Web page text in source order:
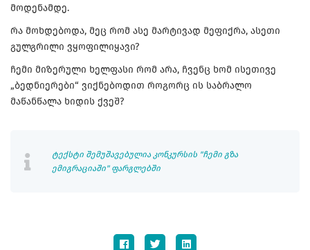
მოდენამდე.
რა მოხდებოდა, მეც რომ ასე მარტივად მეფიქრა, ასეთი
გულგრილი ვყოფილიყავი?
ჩემი მიზერული ხელფასი რომ არა, ჩვენც ხომ ისეთივე
„ბედნიერები“ ვიქნებოდით როგორც ის საბრალო
მაწანწალა ხიდის ქვეშ?
ტექსტი შემუშავებულია კონკურსის "ჩემი გზა
ემიგრაციაში" ფარგლებში